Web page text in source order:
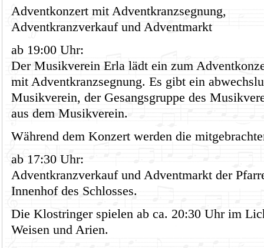
Adventkonzert mit Adventkranzsegnung,
Adventkranzverkauf und Adventmarkt
ab 19:00 Uhr:
Der Musikverein Erla lädt ein zum
mit Adventkranzsegnung. Es gibt ein
Musikverein, der Gesangsgruppe des
aus dem Musikverein.
Während dem Konzert werden die
ab 17:30 Uhr:
Adventkranzverkauf und Adventmarkt der
Innenhof des Schlosses.
Die Klostringer spielen ab ca. 20:30 Uhr im
Weisen und Arien.